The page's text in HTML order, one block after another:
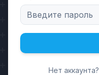
Нет аккаунта?